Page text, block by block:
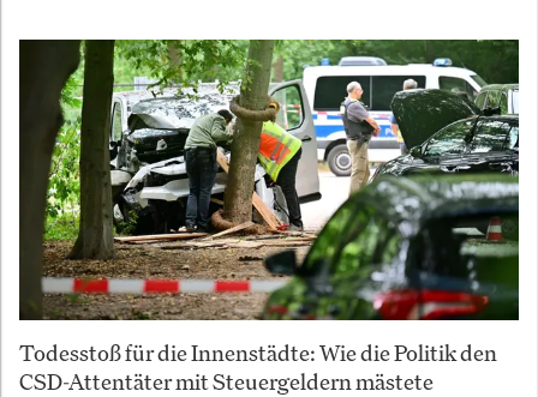
Todesstoß für die Innenstädte: Wie die Politik den
CSD-Attentäter mit Steuergeldern mästete